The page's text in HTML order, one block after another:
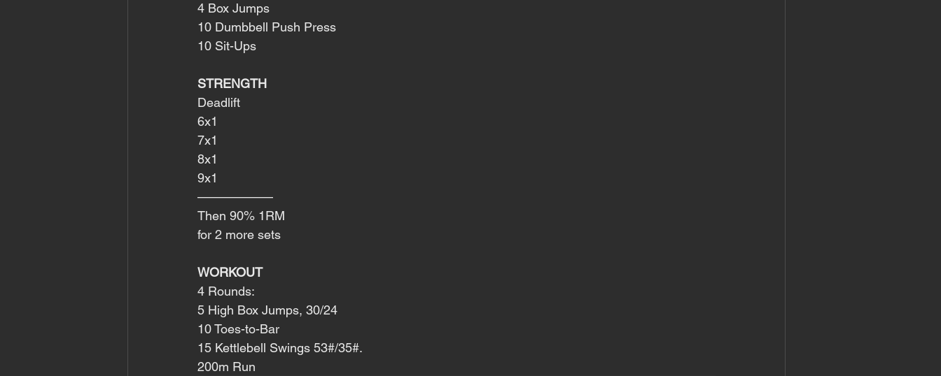
4 Box Jumps
10 Dumbbell Push Press
10 Sit-Ups
STRENGTH
Deadlift
6x1
7x1
8x1
9x1
——————
Then 90% 1RM
for 2 more sets
WORKOUT
4 Rounds:
5 High Box Jumps, 30/24
10 Toes-to-Bar
15 Kettlebell Swings 53#/35#.
200m Run